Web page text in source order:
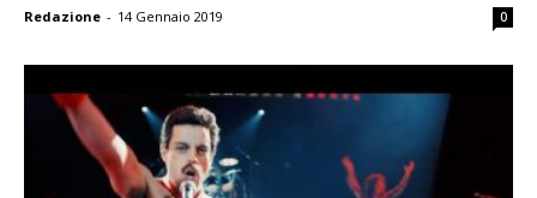
Redazione - 14 Gennaio 2019 0